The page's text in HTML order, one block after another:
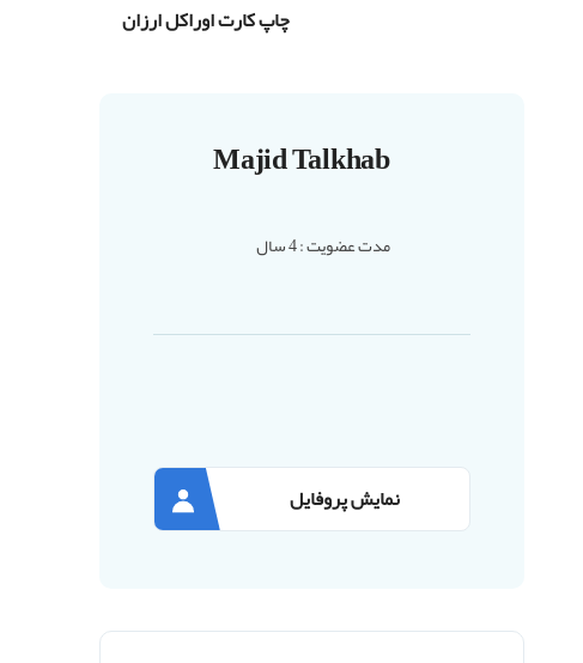
چاپ کارت اوراکل ارزان
Majid Talkhab
مدت عضویت : 4 سال
نمایش پروفایل